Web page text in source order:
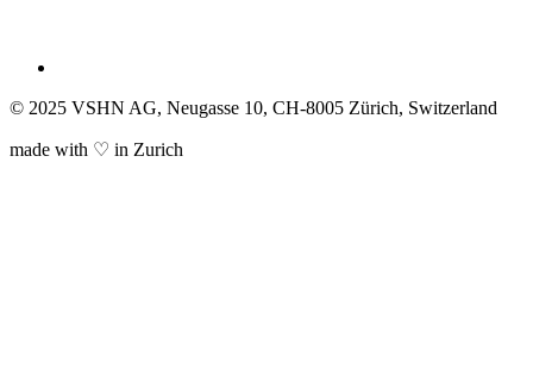
© 2025 VSHN AG, Neugasse 10, CH-8005 Zürich, Switzerland
made with ♡ in Zurich